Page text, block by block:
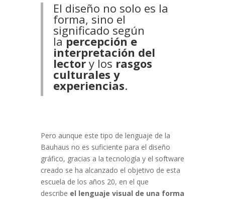
El diseño no solo es la
forma, sino el
significado según
la percepción e
interpretación del
lector y los rasgos
culturales y
experiencias.
Pero aunque este tipo de lenguaje de la
Bauhaus no es suficiente para el diseño
gráfico, gracias a la tecnología y el software
creado se ha alcanzado el objetivo de esta
escuela de los años 20, en el que
describe el lenguaje visual de una forma